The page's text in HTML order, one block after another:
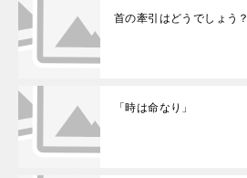
首の牽引はどうでしょう？
「時は命なり」